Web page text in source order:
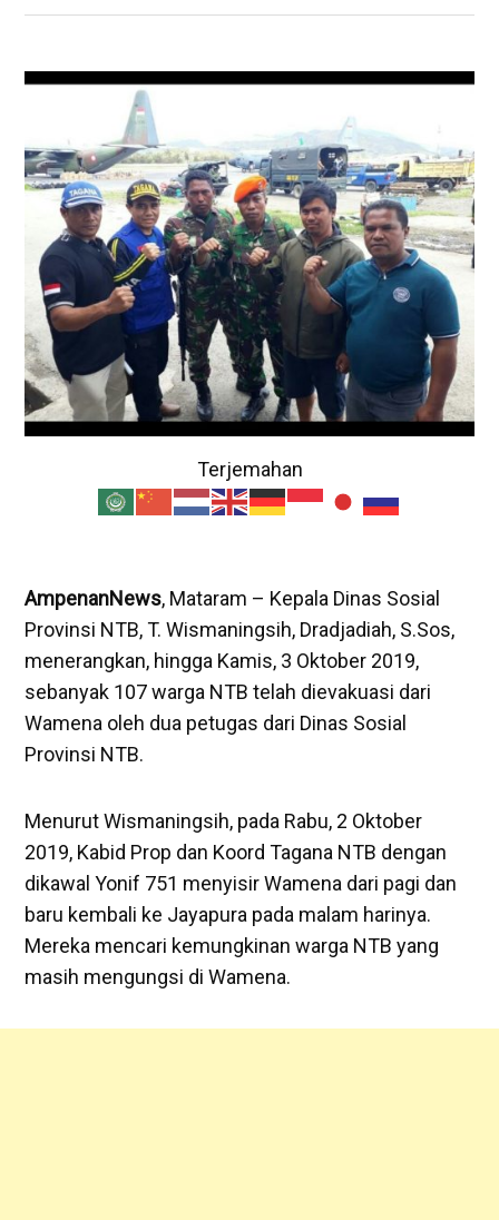
Terjemahan
AmpenanNews, Mataram – Kepala Dinas Sosial
Provinsi NTB, T. Wismaningsih, Dradjadiah, S.Sos,
menerangkan, hingga Kamis, 3 Oktober 2019,
sebanyak 107 warga NTB telah dievakuasi dari
Wamena oleh dua petugas dari Dinas Sosial
Provinsi NTB.
Menurut Wismaningsih, pada Rabu, 2 Oktober
2019, Kabid Prop dan Koord Tagana NTB dengan
dikawal Yonif 751 menyisir Wamena dari pagi dan
baru kembali ke Jayapura pada malam harinya.
Mereka mencari kemungkinan warga NTB yang
masih mengungsi di Wamena.